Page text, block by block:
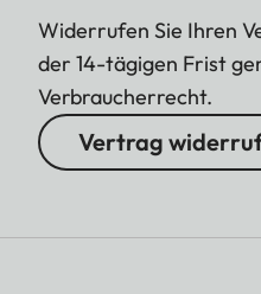
Widerrufen Sie Ihren
der 14-tägigen Frist
Verbraucherrecht.
Vertrag